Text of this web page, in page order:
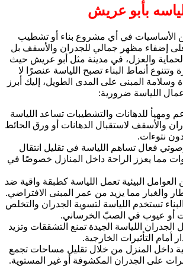
بأبو عريش
الأساسيات في أي مشروع بناء أو تشطيب
إضفاء مظهر جمالي للجدران والأسقف بل
والعزل، في مدينة مثل أبو عريش حيث
أنماط البناء تصبح اللياسة عنصرًا لا
المبنى على المدى الطويل، إليك أبرز
اللياسة ضرورية:
ومهيأ للدهانات والتشطيبات تساعد اللياسة
والأسقف لاستقبال الدهانات أو ورق الحائط
نتوءات.
فعال تساهم اللياسة في تقليل انتقال
مما يعزز الراحة داخل المنازل خصوصًا في
العوامل البيئية تعمل اللياسة كطبقة واقية ضد
والغبار مما يزيد من عمر المبنى الافتراضي.
تستخدم اللياسة لتسوية الجدران والتخلص
أو عيوب في الصبّ الخرساني.
الجدران اللياسة الجيدة تمنع التشققات وتزيد
أمام التأثيرات الخارجية.
داخل المنزل من خلال تقليل مساحات تجمع
على الجدران المكشوفة أو غير المستوية.